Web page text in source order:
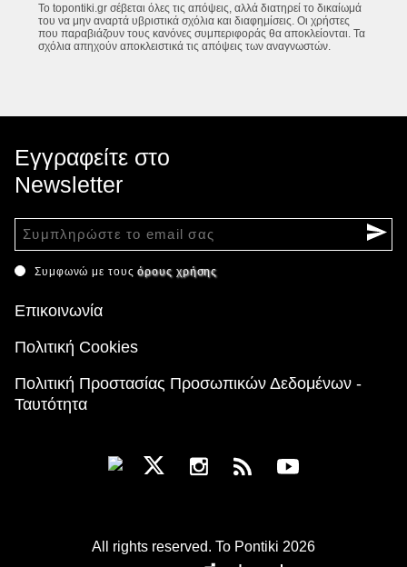
Το topontiki.gr σέβεται όλες τις απόψεις, αλλά διατηρεί το δικαίωμά
του να μην αναρτά υβριστικά σχόλια και διαφημίσεις. Οι χρήστες
που παραβιάζουν τους κανόνες συμπεριφοράς θα αποκλείονται. Τα
σχόλια απηχούν αποκλειστικά τις απόψεις των αναγνωστών.
Εγγραφείτε στο
Newsletter
Συμφωνώ με τουςόρους χρήσης
Επικοινωνία
Πολιτική Cookies
Πολιτική Προστασίας Προσωπικών Δεδομένων -
Ταυτότητα
All rights reserved. To Pontiki 2026